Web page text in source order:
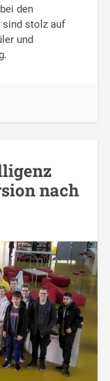
den
sind stolz auf
und
nach